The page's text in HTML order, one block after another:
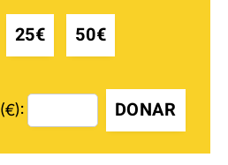
25€ 50€
DONAR